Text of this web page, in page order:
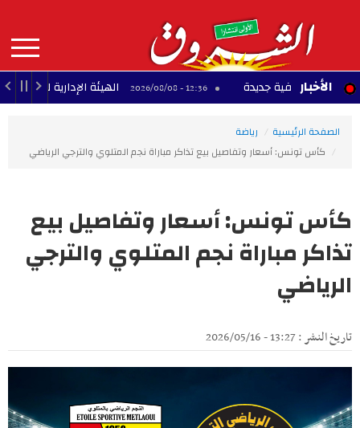
contenu
principal
MAIN
NAVIGATION الأخبارجديدة 12:36 - 2026/08/08 الهيئة الإدارية للبلديين تُعلن
الصفحة الرئيسية
رياضة
كأس تونس: أسعار وتفاصيل بيع تذاكر مباراة نجم المتلوي والترجي الرياضي
كأس تونس: أسعار وتفاصيل بيع
تذاكر مباراة نجم المتلوي والترجي
الرياضي
تاريخ النشر : 13:27 - 2026/05/16